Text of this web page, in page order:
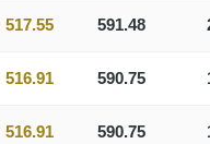
591.48
517.55
590.75
516.91
590.75
516.91